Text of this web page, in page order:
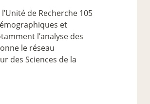
de Recherche 105
et
l’analyse des
le réseau
des Sciences de la